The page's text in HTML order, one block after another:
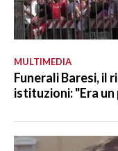
MULTIMEDIA
Funerali Baresi, il
istituzioni: "Era